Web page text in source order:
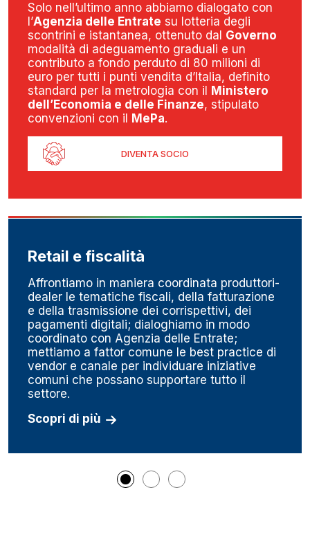
Solo nell’ultimo anno abbiamo dialogato con
l’Agenzia delle Entrate su lotteria degli
scontrini e istantanea, ottenuto dal Governo
modalità di adeguamento graduali e un
contributo a fondo perduto di 80 milioni di
euro per tutti i punti vendita d’Italia, definito
standard per la metrologia con il
Ministero
dell’Economia e delle Finanze, stipulato
convenzioni con il
MePa.
DIVENTA SOCIO
Retail e fiscalità
Affrontiamo in maniera coordinata produttori-
dealer le tematiche fiscali, della fatturazione
e della trasmissione dei corrispettivi, dei
pagamenti digitali; dialoghiamo in modo
coordinato con Agenzia delle Entrate;
mettiamo a fattor comune le best practice di
vendor e canale per individuare iniziative
comuni che possano supportare tutto il
settore.
Scopri di più